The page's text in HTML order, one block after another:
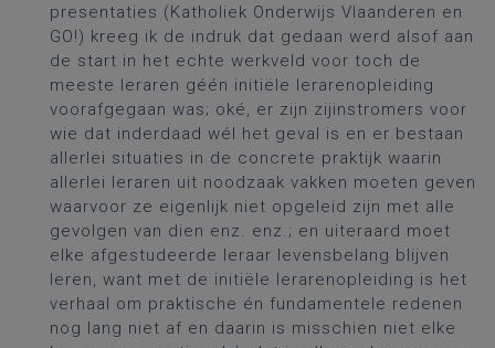
presentaties (Katholiek Onderwijs Vlaanderen en
GO!) kreeg ik de indruk dat gedaan werd alsof aan
de start in het echte werkveld voor toch de
meeste leraren géén initiële lerarenopleiding
voorafgegaan was; oké, er zijn zijinstromers voor
wie dat inderdaad wél het geval is en er bestaan
allerlei situaties in de concrete praktijk waarin
allerlei leraren uit noodzaak vakken moeten geven
waarvoor ze eigenlijk niet opgeleid zijn met alle
gevolgen van dien enz. enz.; en uiteraard moet
elke afgestudeerde leraar levensbelang blijven
leren, want met de initiële lerarenopleiding is het
verhaal om praktische én fundamentele redenen
nog lang niet af en daarin is misschien niet elke